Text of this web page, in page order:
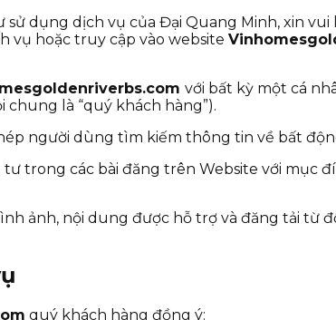
dụng dịch vụ của Đại Quang Minh, xin
vụ hoặc truy cập vào website
với bất kỳ một cá
chung là “quý khách hàng”).
người dùng tìm kiếm thông tin về bất
trong các bài đăng trên Website với mục
ảnh, nội dung được hỗ trợ và đăng tải từ
quý khách hàng đồng ý: